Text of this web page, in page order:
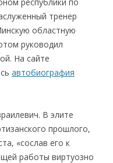
тренер
областную
руководил
На сайте
автобиография
В элите
прошлого,
«сослав его к
работы виртуозно